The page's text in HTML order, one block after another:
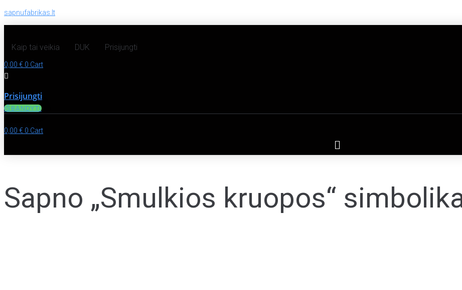
sapnufabrikas.lt
Kaip tai veikia DUK Prisijungti
0,00 € 0 Cart
Prisijungti
IŠBANDYTI
0,00 € 0 Cart
Sapno „Smulkios kruopos“